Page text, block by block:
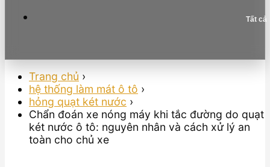
Tất cả
Trang chủ ›
hệ thống làm mát ô tô ›
hỏng quạt két nước ›
Chẩn đoán xe nóng máy khi tắc đường do quạt
két nước ô tô: nguyên nhân và cách xử lý an
toàn cho chủ xe